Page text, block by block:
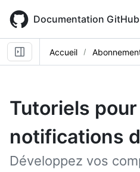
main
content
Documentation GitHub
Accueil
Tutoriels
notifications
Développez vos